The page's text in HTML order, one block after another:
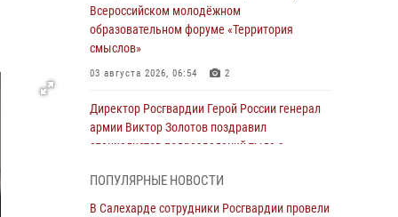
Всероссийском молодёжном
образовательном форуме «Территория
смыслов»
03 августа 2026, 06:54 2
Директор Росгвардии Герой России генерал
армии Виктор Золотов поздравил
специалистов подразделений тыла с
ПОПУЛЯРНЫЕ НОВОСТИ
В Салехарде сотрудники Росгвардии провели